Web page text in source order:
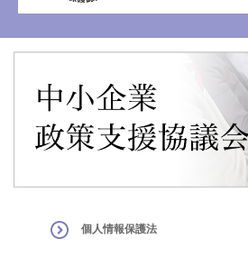
個人情報保護法